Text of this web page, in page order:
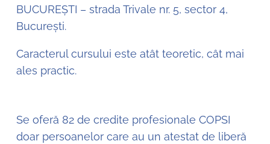
BUCUREȘTI – strada Trivale nr. 5, sector 4,
București.
Caracterul cursului este atât teoretic, cât mai
ales practic.
Se oferă 82 de credite profesionale COPSI
doar persoanelor care au un atestat de liberă